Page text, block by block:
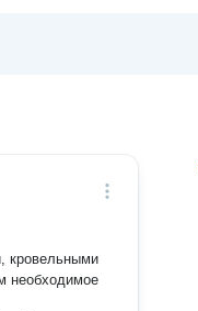
кровельными
необходимое